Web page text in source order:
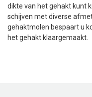
dikte van het gehakt kunt
schijven met diverse
gehaktmolen bespaart u
het gehakt klaargemaakt.